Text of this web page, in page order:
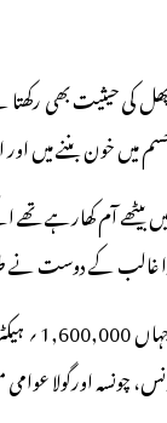
پھل کی حیثیت
میں خون بننے میں
میں بیٹھے آم
غالب کے دوست نے
آم کی
چونسہ اورگولا